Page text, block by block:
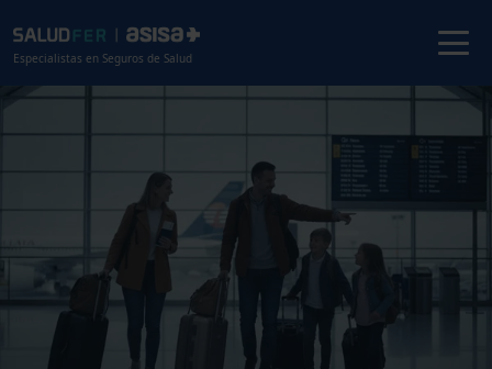
Especialistas en Seguros de Salud